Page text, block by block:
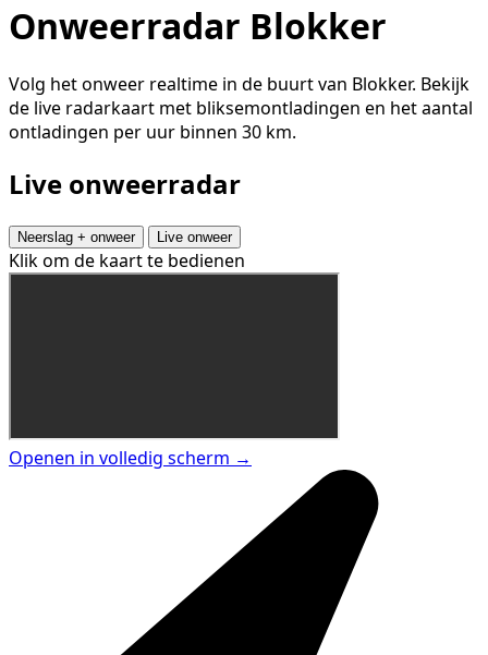
Onweerradar Blokker
Volg het onweer realtime in de buurt van Blokker. Bekijk
de live radarkaart met bliksemontladingen en het aantal
ontladingen per uur binnen 30 km.
Live onweerradar
Neerslag + onweer Live onweer
Klik om de kaart te bedienen
Openen in volledig scherm →